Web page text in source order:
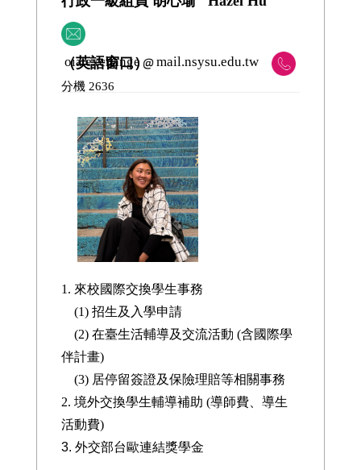
oia.exchange mail.nsysu.edu.tw
分機 2636
（英語窗口）
1. 來校國際交換學生事務
(1) 招生及入學申請
(2) 在臺生活輔導及交流活動 (含國際學
伴計畫)
(3) 居停留簽證及保險理賠等相關事務
2. 境外交換學生輔導補助 (導師費、導生
活動費)
3. 外交部台歐連結獎學金